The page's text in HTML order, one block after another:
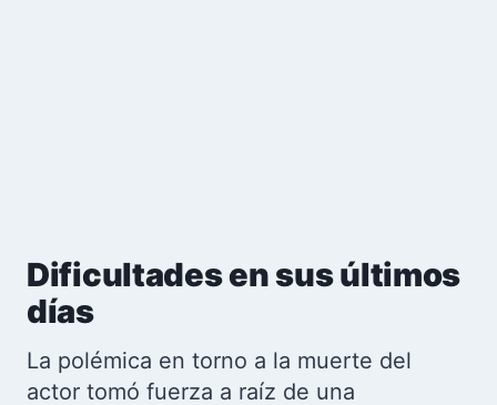
Dificultades en sus últimos
días
La polémica en torno a la muerte del
actor tomó fuerza a raíz de una